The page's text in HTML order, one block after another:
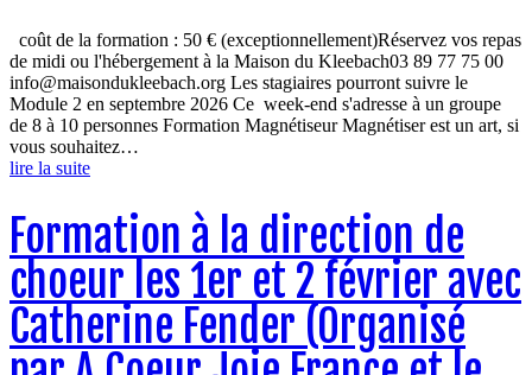
coût de la formation : 50 € (exceptionnellement)Réservez vos repas
de midi ou l'hébergement à la Maison du Kleebach03 89 77 75 00
info@maisondukleebach.org Les stagiaires pourront suivre le
Module 2 en septembre 2026 Ce week-end s'adresse à un groupe
de 8 à 10 personnes Formation Magnétiseur Magnétiser est un art, si
vous souhaitez…
lire la suite
Formation à la direction de
choeur les 1er et 2 février avec
Catherine Fender (Organisé